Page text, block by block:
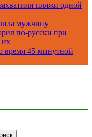
пляжи одной
мужчину
по-русски при
их
45-минутной